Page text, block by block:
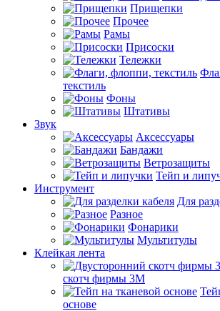
Прищепки
Прочее
Рамы
Присоски
Тележки
текстиль
Фоны
Штативы
Звук
Аксессуары
Бандажи
Ветрозащиты
Тейп и
Инструмент
Для
Разное
Фонарики
Мультитулы
Клейкая лента
скотч фирмы 3M
основе